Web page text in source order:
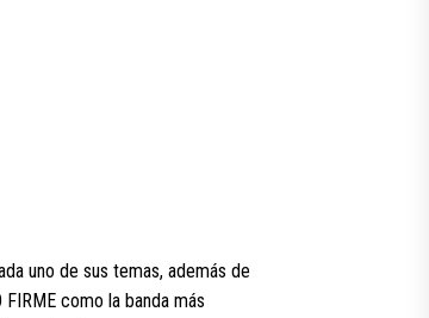
uno de sus temas, además de
como la banda más